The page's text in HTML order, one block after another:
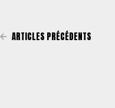
ARTICLES PRÉCÉDENTS